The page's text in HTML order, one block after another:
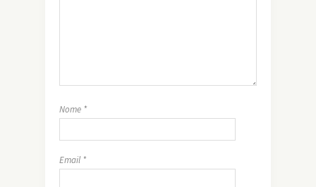
Nome *
Email *